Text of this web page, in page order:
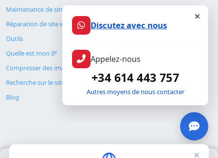
Maintenance de site web
Réparation de site web
Outils
Quelle est mon IP
Compresser des images
Recherche sur le site
Blog
Discutez avec nous
Appelez-nous
+34 614 443 757
Autres moyens de nous contacter
×